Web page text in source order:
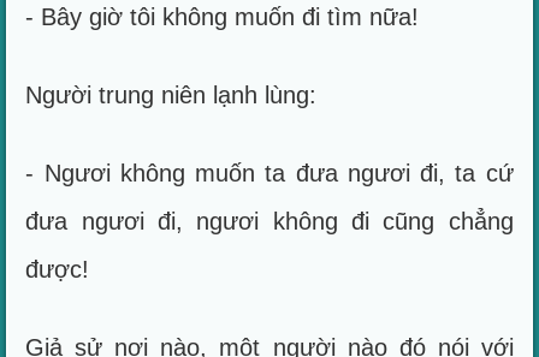
- Bây giờ tôi không muốn đi tìm nữa!
Người trung niên lạnh lùng:
- Ngươi không muốn ta đưa ngươi đi, ta cứ
đưa ngươi đi, ngươi không đi cũng chẳng
được!
Giả sử nơi nào, một người nào đó nói với